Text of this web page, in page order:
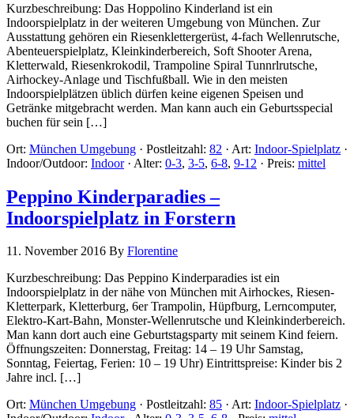
Kurzbeschreibung: Das Hoppolino Kinderland ist ein
Indoorspielplatz in der weiteren Umgebung von München. Zur
Ausstattung gehören ein Riesenklettergerüst, 4-fach Wellenrutsche,
Abenteuerspielplatz, Kleinkinderbereich, Soft Shooter Arena,
Kletterwald, Riesenkrokodil, Trampoline Spiral Tunnrlrutsche,
Airhockey-Anlage und Tischfußball. Wie in den meisten
Indoorspielplätzen üblich dürfen keine eigenen Speisen und
Getränke mitgebracht werden. Man kann auch ein Geburtsspecial
buchen für sein […]
Ort: München Umgebung · Postleitzahl: 82 · Art: Indoor-Spielplatz ·
Indoor/Outdoor: Indoor· Alter: 0-3, 3-5, 6-8, 9-12 · Preis: mittel
Peppino Kinderparadies –
Indoorspielplatz in Forstern
11. November 2016 By Florentine
Kurzbeschreibung: Das Peppino Kinderparadies ist ein
Indoorspielplatz in der nähe von München mit Airhockes, Riesen-
Kletterpark, Kletterburg, 6er Trampolin, Hüpfburg, Lerncomputer,
Elektro-Kart-Bahn, Monster-Wellenrutsche und Kleinkinderbereich.
Man kann dort auch eine Geburtstagsparty mit seinem Kind feiern.
Öffnungszeiten: Donnerstag, Freitag: 14 – 19 Uhr Samstag,
Sonntag, Feiertag, Ferien: 10 – 19 Uhr) Eintrittspreise: Kinder bis 2
Jahre incl. […]
Ort: München Umgebung · Postleitzahl: 85 · Art: Indoor-Spielplatz ·